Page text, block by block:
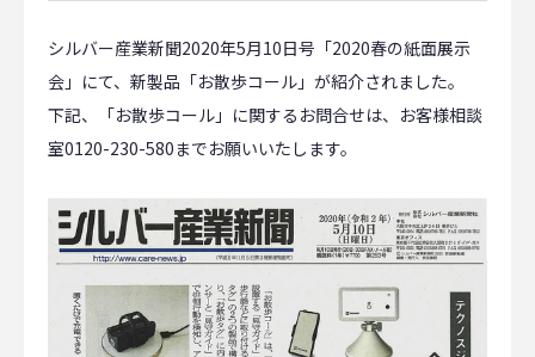
シルバー産業新聞2020年5月10日号「2020春の紙面展示
会」にて、新製品「お散歩コール」が紹介されました。
下記、「お散歩コール」に関するお問合せは、お客様相談
室0120-230-580までお願いいたします。